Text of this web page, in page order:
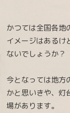
かつては全国各地
イメージはあるけ
ないでしょうか？
今となっては地方
かと思いきや、灯
場があります。